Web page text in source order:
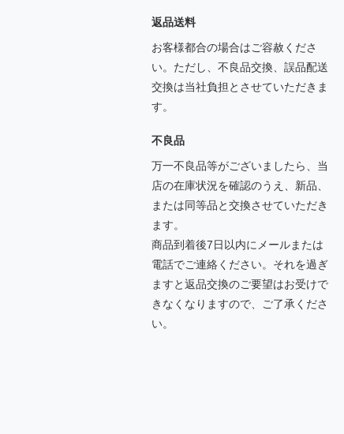
返品送料
お客様都合の場合はご容赦くださ
い。ただし、不良品交換、誤品配送
交換は当社負担とさせていただきま
す。
不良品
万一不良品等がございましたら、当
店の在庫状況を確認のうえ、新品、
または同等品と交換させていただき
ます。
商品到着後7日以内にメールまたは
電話でご連絡ください。それを過ぎ
ますと返品交換のご要望はお受けで
きなくなりますので、ご了承くださ
い。